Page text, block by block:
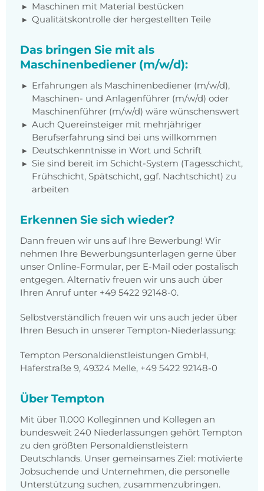
Maschinen mit Material bestücken
Qualitätskontrolle der hergestellten Teile
Das bringen Sie mit als
Maschinenbediener (m/w/d):
Erfahrungen als Maschinenbediener (m/w/d),
Maschinen- und Anlagenführer (m/w/d) oder
Maschinenführer (m/w/d) wäre wünschenswert
Auch Quereinsteiger mit mehrjähriger
Berufserfahrung sind bei uns willkommen
Deutschkenntnisse in Wort und Schrift
Sie sind bereit im Schicht-System (Tagesschicht,
Frühschicht, Spätschicht, ggf. Nachtschicht) zu
arbeiten
Erkennen Sie sich wieder?
Dann freuen wir uns auf Ihre Bewerbung! Wir
nehmen Ihre Bewerbungsunterlagen gerne über
unser Online-Formular, per E-Mail oder postalisch
entgegen. Alternativ freuen wir uns auch über
Ihren Anruf unter +49 5422 92148-0.
Selbstverständlich freuen wir uns auch jeder über
Ihren Besuch in unserer Tempton-Niederlassung:
Tempton Personaldienstleistungen GmbH,
Haferstraße 9, 49324 Melle, +49 5422 92148-0
Über Tempton
Mit über 11.000 Kolleginnen und Kollegen an
bundesweit 240 Niederlassungen gehört Tempton
zu den größten Personaldienstleistern
Deutschlands. Unser gemeinsames Ziel: motivierte
Jobsuchende und Unternehmen, die personelle
Unterstützung suchen, zusammenzubringen.